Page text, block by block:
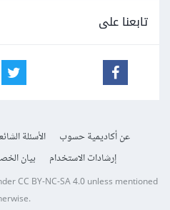
تابعنا على
عن أكاديمية حسوب الأسئلة
إرشادات الاستخدام
بيان
CC BY-NC-SA 4.0unless mentioned